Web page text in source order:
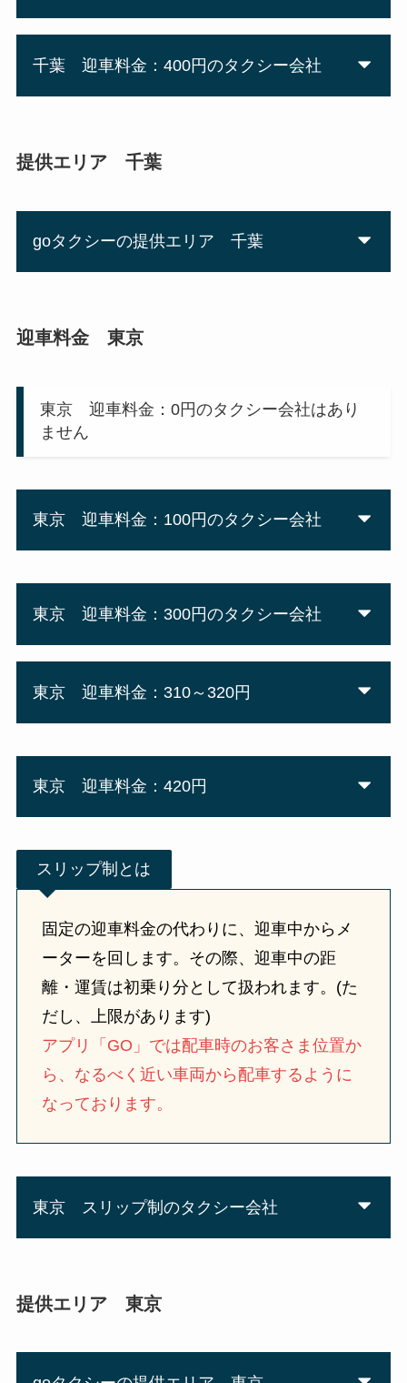
千葉 迎車料金：400円のタクシー会社
提供エリア 千葉
goタクシーの提供エリア 千葉
迎車料金 東京
東京 迎車料金：0円のタクシー会社はあり
ません
東京 迎車料金：100円のタクシー会社
東京 迎車料金：300円のタクシー会社
東京 迎車料金：310～320円
東京 迎車料金：420円
スリップ制とは
固定の迎車料金の代わりに、迎車中からメ
ーターを回します。その際、迎車中の距
離・運賃は初乗り分として扱われます。(た
だし、上限があります)
アプリ「GO」では配車時のお客さま位置か
ら、なるべく近い車両から配車するように
なっております。
東京 スリップ制のタクシー会社
提供エリア 東京